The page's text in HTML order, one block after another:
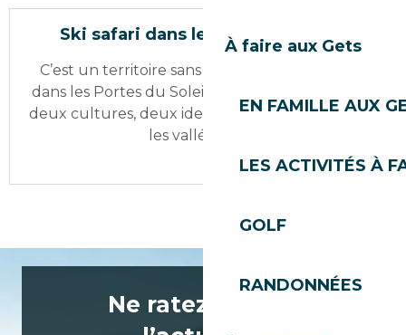
À faire aux Gets
EN FAMILLE AUX
LES ACTIVITÉS À
GOLF
RANDONNÉES
Ski safari dans les Portes du Soleil
C’est un territoire sans frontières et pourtant…
dans les Portes du Soleil, il existe bien deux pays,
deux cultures, deux identités… Mais partout dans
les vallées, on y...
Ne ratez rien de